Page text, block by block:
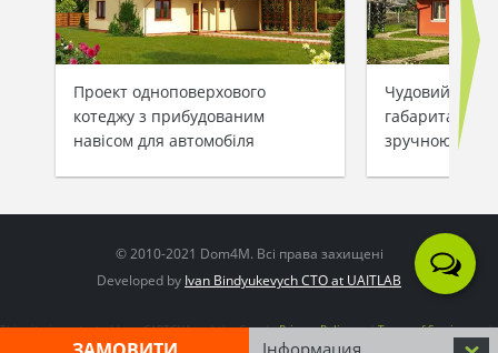
Проект одноповерхового
котеджу з прибудованим
навісом для автомобіля
Чудовий
габаритами
зручною
© 2010-2021 Dom4M. Всі права захищені
Developed by Ivan Bindyukevych CTO at UAITLAB
This site is protected by reCAPTCHA and the GooglePrivacy PolicyandTerms of Serviceapply